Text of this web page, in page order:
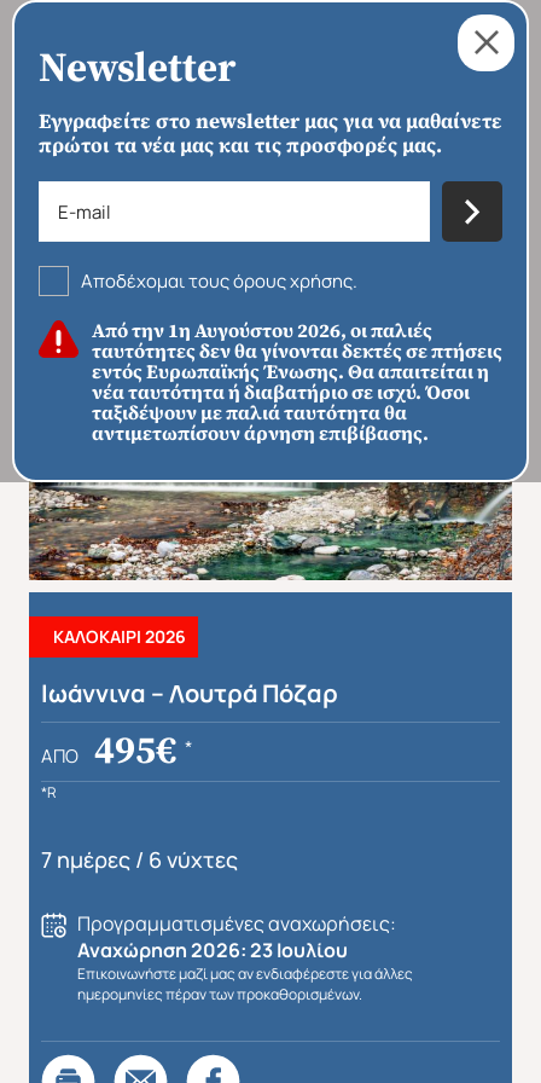
Newsletter
Εγγραφείτε στο newsletter μας για να μαθαίνετε
πρώτοι τα νέα μας και τις προσφορές μας.
Αποδέχομαι τους όρους χρήσης.
Από την 1η Αυγούστου 2026, οι παλιές
ταυτότητες δεν θα γίνονται δεκτές σε πτήσεις
εντός Ευρωπαϊκής Ένωσης. Θα απαιτείται η
νέα ταυτότητα ή διαβατήριο σε ισχύ. Όσοι
ταξιδέψουν με παλιά ταυτότητα θα
αντιμετωπίσουν άρνηση επιβίβασης.
Απευθείας απο Ηράκλειο Εκτός Ευρώπης
ΑΡΧΙΚΗ › ΠΡΟΟΡΙΣΜΟΙ › ΕΥΡΏΠΗ › ΕΛΛΆΔΑ
Ιωάννινα – Λουτρά Πόζαρ
ΚΑΛΟΚΑΙΡΙ 2026
Ιωάννινα – Λουτρά Πόζαρ
ΑΠΌ 495€ *
*R
7 ημέρες / 6 νύχτες
Προγραμματισμένες αναχωρήσεις:
Αναχώρηση 2026: 23 Ιουλίου
Επικοινωνήστε μαζί μας αν ενδιαφέρεστε για άλλες
ημερομηνίες πέραν των προκαθορισμένων.